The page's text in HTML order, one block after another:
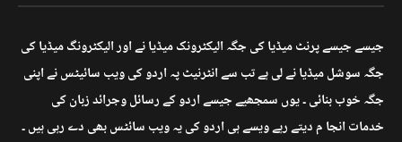
جیسے جیسے پرنٹ میڈیا کی جگہ الیکٹرونک میڈیا نے اور الیکٹرونگ میڈیا کی
جگہ سوشل میڈیا نے لی ہے تب سے انٹرنیٹ پہ اردو کی ویب سائیٹس نے اپنی
جگہ خوب بنائی ۔ یوں سمجھیے جیسے اردو کے رسائل وجرائد زبان کی
خدمات انجا م دیتے رہے ویسے ہی اردو کی یہ ویب سائٹس بھی دے رہی ہیں ۔